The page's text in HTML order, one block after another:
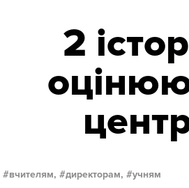
2
вчителям, директорам, учням